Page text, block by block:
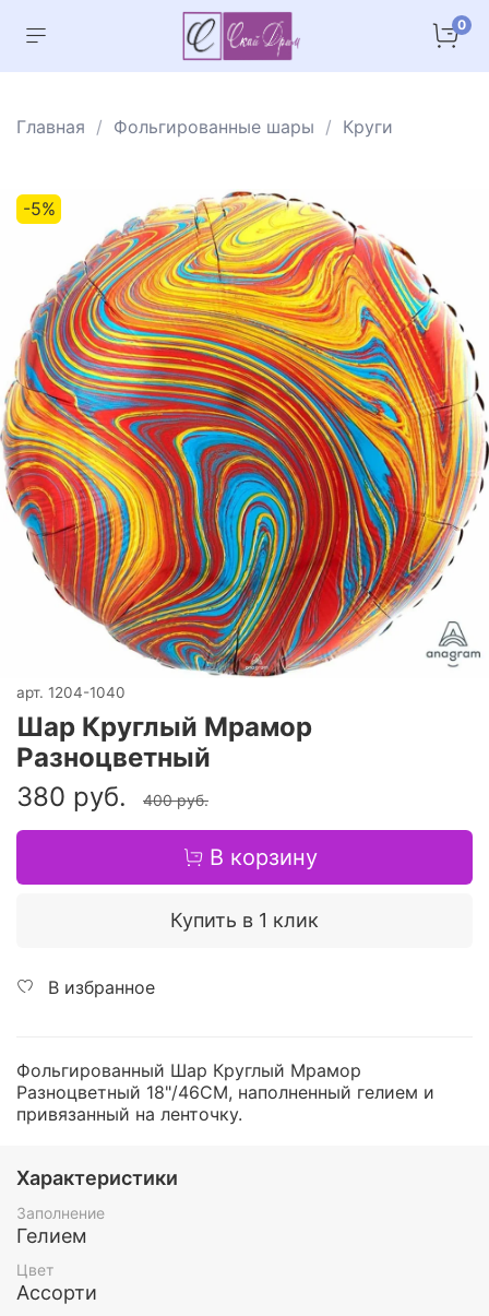
0
Главная Фольгированные шары Круги
-5%
арт. 1204-1040
Шар Круглый Мрамор
Разноцветный
380 руб.
400 руб.
В корзину
Купить в 1 клик
В избранное
Фольгированный Шар Круглый Мрамор
Разноцветный 18"/46СМ, наполненный гелием и
привязанный на ленточку.
Характеристики
Заполнение
Гелием
Цвет
Ассорти